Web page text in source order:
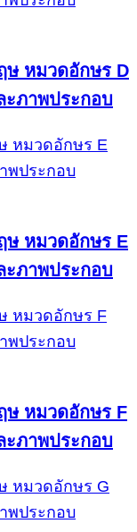
ษ หมวดอักษร D
ภาพประกอบ
ษ หมวดอักษร E
ภาพประกอบ
ษ หมวดอักษร F
ภาพประกอบ